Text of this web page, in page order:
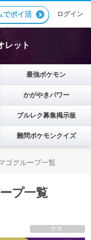
でポイ活 ログイン
レット
最強ポケモン
かがやきパワー
ブルレク募集掲示板
難問ポケモンクイズ
ゴグループ一覧
プ一覧
PR